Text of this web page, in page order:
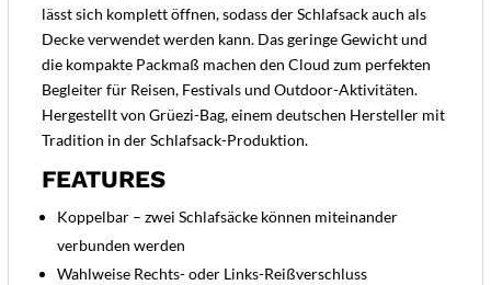
lässt sich komplett öffnen, sodass der Schlafsack auch als
Decke verwendet werden kann. Das geringe Gewicht und
die kompakte Packmaß machen den Cloud zum perfekten
Begleiter für Reisen, Festivals und Outdoor-Aktivitäten.
Hergestellt von Grüezi-Bag, einem deutschen Hersteller mit
Tradition in der Schlafsack-Produktion.
FEATURES
Koppelbar – zwei Schlafsäcke können miteinander
verbunden werden
Wahlweise Rechts- oder Links-Reißverschluss